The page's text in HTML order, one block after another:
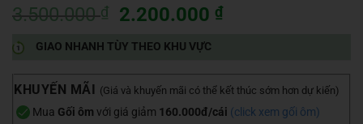
3.500.000 ₫
Giá
là:
2.200.000 ₫Giá
2.200.000 ₫.
GIAO NHANH TÙY THEO KHU VỰC
KHUYẾN MÃI (Giá và khuyến mãi có thể kết thúc sớm hơn dự kiến)
Mua Gối ôm với giá giảm 160.000đ/cái (click xem gối ôm)